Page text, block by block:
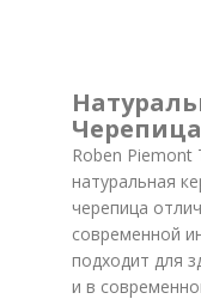
Roben Piemont
натуральная
черепица
современной
подходит для
и в